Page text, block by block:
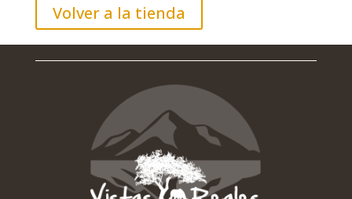
Volver a la tienda